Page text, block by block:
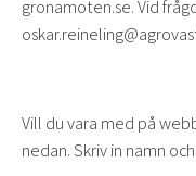
gronamoten.se. Vid
Vill du vara med på
nedan. Skriv in namn